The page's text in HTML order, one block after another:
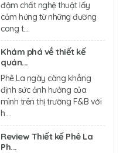
đậm chất nghệ thuật lấy
cảm hứng từ những đường
cong t....
Khám phá về thiết kế
quán...
Phê La ngày càng khẳng
định sức ảnh hưởng của
mình trên thị trường F&B với
h....
Review Thiết kế Phê La
Ph...